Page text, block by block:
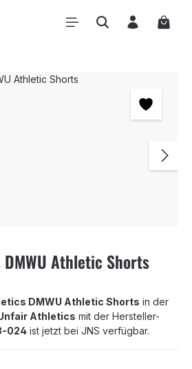
Athletic Shorts
DMWU Athletic Shorts in der
Athletics mit der Hersteller-
024 ist jetzt bei JNS verfügbar.